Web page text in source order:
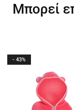
Μπορεί
- 43%